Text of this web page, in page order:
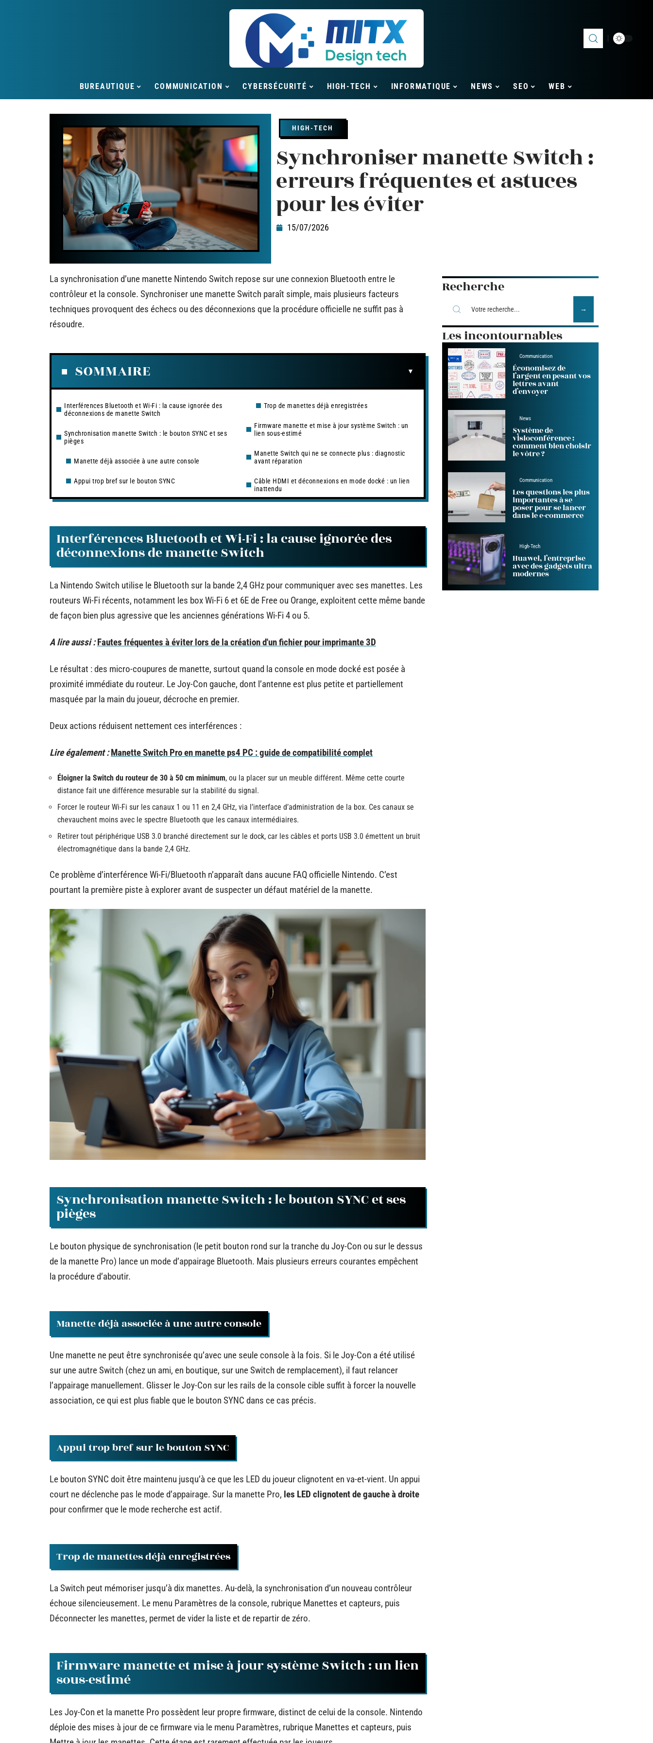
BUREAUTIQUE COMMUNICATION CYBERSÉCURITÉ HIGH-TECH INFORMATIQUE NEWS SEO WEB
HIGH-TECH
Synchroniser manette Switch :
erreurs fréquentes et astuces
pour les éviter
15/07/2026
La synchronisation d’une manette Nintendo Switch repose sur une connexion Bluetooth entre le
contrôleur et la console. Synchroniser une manette Switch paraît simple, mais plusieurs facteurs
techniques provoquent des échecs ou des déconnexions que la procédure officielle ne suffit pas à
résoudre.
SOMMAIRE
Interférences Bluetooth et Wi-Fi : la cause ignorée des
déconnexions de manette Switch
Synchronisation manette Switch : le bouton SYNC et ses
pièges
Manette déjà associée à une autre console
Appui trop bref sur le bouton SYNC
Trop de manettes déjà enregistrées
Firmware manette et mise à jour système Switch : un
lien sous-estimé
Manette Switch qui ne se connecte plus : diagnostic
avant réparation
Câble HDMI et déconnexions en mode docké : un lien
inattendu
Interférences Bluetooth et Wi-Fi : la cause ignorée des
déconnexions de manette Switch
La Nintendo Switch utilise le Bluetooth sur la bande 2,4 GHz pour communiquer avec ses manettes. Les
routeurs Wi-Fi récents, notamment les box Wi-Fi 6 et 6E de Free ou Orange, exploitent cette même bande
de façon bien plus agressive que les anciennes générations Wi-Fi 4 ou 5.
A lire aussi : Fautes fréquentes à éviter lors de la création d'un fichier pour imprimante 3D
Le résultat : des micro-coupures de manette, surtout quand la console en mode docké est posée à
proximité immédiate du routeur. Le Joy-Con gauche, dont l’antenne est plus petite et partiellement
masquée par la main du joueur, décroche en premier.
Deux actions réduisent nettement ces interférences :
Lire également : Manette Switch Pro en manette ps4 PC : guide de compatibilité complet
Éloigner la Switch du routeur de 30 à 50 cm minimum, ou la placer sur un meuble différent. Même cette courte
distance fait une différence mesurable sur la stabilité du signal.
Forcer le routeur Wi-Fi sur les canaux 1 ou 11 en 2,4 GHz, via l’interface d’administration de la box. Ces canaux se
chevauchent moins avec le spectre Bluetooth que les canaux intermédiaires.
Retirer tout périphérique USB 3.0 branché directement sur le dock, car les câbles et ports USB 3.0 émettent un bruit
électromagnétique dans la bande 2,4 GHz.
Ce problème d’interférence Wi-Fi/Bluetooth n’apparaît dans aucune FAQ officielle Nintendo. C’est
pourtant la première piste à explorer avant de suspecter un défaut matériel de la manette.
Synchronisation manette Switch : le bouton SYNC et ses
pièges
Le bouton physique de synchronisation (le petit bouton rond sur la tranche du Joy-Con ou sur le dessus
de la manette Pro) lance un mode d’appairage Bluetooth. Mais plusieurs erreurs courantes empêchent
la procédure d’aboutir.
Manette déjà associée à une autre console
Une manette ne peut être synchronisée qu’avec une seule console à la fois. Si le Joy-Con a été utilisé
sur une autre Switch (chez un ami, en boutique, sur une Switch de remplacement), il faut relancer
l’appairage manuellement. Glisser le Joy-Con sur les rails de la console cible suffit à forcer la nouvelle
association, ce qui est plus fiable que le bouton SYNC dans ce cas précis.
Appui trop bref sur le bouton SYNC
Le bouton SYNC doit être maintenu jusqu’à ce que les LED du joueur clignotent en va-et-vient. Un appui
court ne déclenche pas le mode d’appairage. Sur la manette Pro, les LED clignotent de gauche à droite
pour confirmer que le mode recherche est actif.
Trop de manettes déjà enregistrées
La Switch peut mémoriser jusqu’à dix manettes. Au-delà, la synchronisation d’un nouveau contrôleur
échoue silencieusement. Le menu Paramètres de la console, rubrique Manettes et capteurs, puis
Déconnecter les manettes, permet de vider la liste et de repartir de zéro.
Firmware manette et mise à jour système Switch : un lien
sous-estimé
Les Joy-Con et la manette Pro possèdent leur propre firmware, distinct de celui de la console. Nintendo
déploie des mises à jour de ce firmware via le menu Paramètres, rubrique Manettes et capteurs, puis
Recherche
Les incontournables
Communication
Économisez de
l’argent en pesant vos
lettres avant
d’envoyer
News
Système de
visioconférence :
comment bien choisir
le vôtre ?
Communication
Les questions les plus
importantes à se
poser pour se lancer
dans le e-commerce
High-Tech
Huawei, l’entreprise
avec des gadgets ultra
modernes